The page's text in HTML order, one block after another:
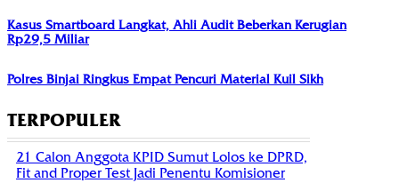
Kasus Smartboard Langkat, Ahli Audit Beberkan Kerugian
Rp29,5 Miliar
Polres Binjai Ringkus Empat Pencuri Material Kuil Sikh
TERPOPULER
21 Calon Anggota KPID Sumut Lolos ke DPRD,
Fit and Proper Test Jadi Penentu Komisioner